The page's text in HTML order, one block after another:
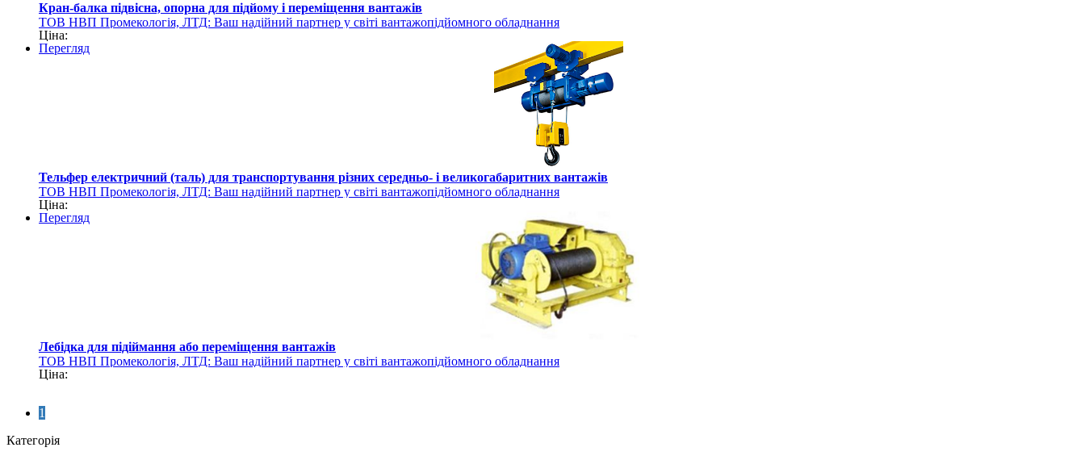
Кран-балка підвісна, опорна для підйому і переміщення вантажів
ТОВ НВП Промекологія, ЛТД: Ваш надійний партнер у світі вантажопідйомного обладнання
Ціна:
Перегляд
Тельфер електричний (таль) для транспортування різних середньо- і великогабаритних вантажів
ТОВ НВП Промекологія, ЛТД: Ваш надійний партнер у світі вантажопідйомного обладнання
Ціна:
Перегляд
Лебідка для підіймання або переміщення вантажів
ТОВ НВП Промекологія, ЛТД: Ваш надійний партнер у світі вантажопідйомного обладнання
Ціна:
1
Категорія